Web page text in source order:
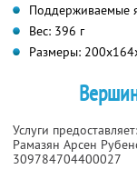
Поддерживаемые
Вес: 396 г
Размеры:
Услуги
Рамазян Арсен
309784704400027